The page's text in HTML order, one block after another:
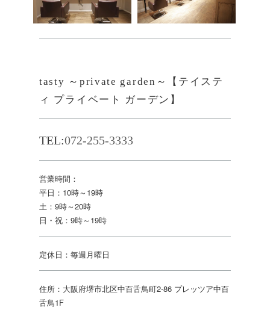
tasty ～private garden～【テイステ
ィ プライベート ガーデン】
TEL:072-255-3333
営業時間：
平日：10時～19時
土：9時～20時
日・祝：9時～19時
定休日：毎週月曜日
住所：大阪府堺市北区中百舌鳥町2-86 プレッツア中百
舌鳥1F